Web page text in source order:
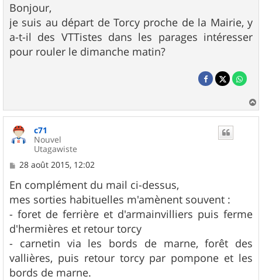
s
s
a
g
e
Bonjour,
je suis au départ de Torcy proche de la Mairie, y
a-t-il des VTTistes dans les parages intéresser
pour rouler le dimanche matin?
a
c71
Nouvel
Utagawiste
M
s
s
a
g
e
28 août 2015, 12:02
En complément du mail ci-dessus,
mes sorties habituelles m'amènent souvent :
- foret de ferrière et d'armainvilliers puis ferme
d'hermières et retour torcy
- carnetin via les bords de marne, forêt des
vallières, puis retour torcy par pompone et les
bords de marne.